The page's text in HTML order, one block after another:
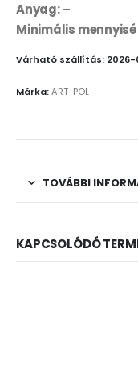
Anyag:–
Minimális
Várható szállítás: 2026-
Márka:ART-POL
TOVÁBBI
KAPCSOLÓDÓ